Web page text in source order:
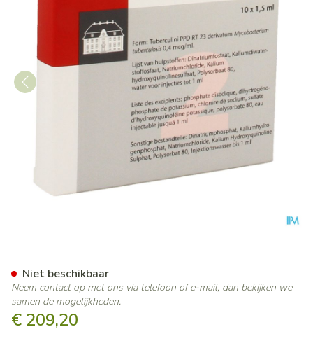
€ 209,20
Niet beschikbaar
Neem contact op met ons via telefoon of e-mail, dan bekijken we
samen de mogelijkheden.